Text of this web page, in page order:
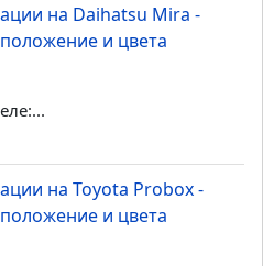
на Daihatsu Mira -
и цвета
на Toyota Probox -
и цвета